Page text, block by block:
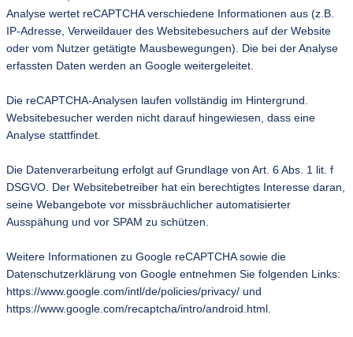
Analyse wertet reCAPTCHA verschiedene Informationen aus (z.B.
IP-Adresse, Verweildauer des Websitebesuchers auf der Website
oder vom Nutzer getätigte Mausbewegungen). Die bei der Analyse
erfassten Daten werden an Google weitergeleitet.
Die reCAPTCHA-Analysen laufen vollständig im Hintergrund.
Websitebesucher werden nicht darauf hingewiesen, dass eine
Analyse stattfindet.
Die Datenverarbeitung erfolgt auf Grundlage von Art. 6 Abs. 1 lit. f
DSGVO. Der Websitebetreiber hat ein berechtigtes Interesse daran,
seine Webangebote vor missbräuchlicher automatisierter
Ausspähung und vor SPAM zu schützen.
Weitere Informationen zu Google reCAPTCHA sowie die
Datenschutzerklärung von Google entnehmen Sie folgenden Links:
https://www.google.com/intl/de/policies/privacy/ und
https://www.google.com/recaptcha/intro/android.html.